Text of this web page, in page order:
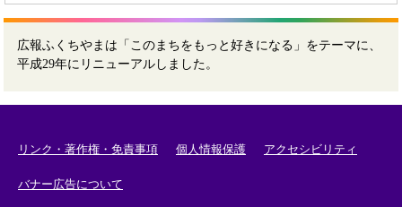
広報ふくちやまは「このまちをもっと好きになる」をテーマに、
平成29年にリニューアルしました。
リンク・著作権・免責事項 個人情報保護 アクセシビリティ
バナー広告について